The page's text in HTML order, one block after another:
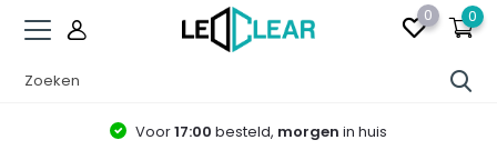
0 0
Voor17:00 besteld, morgen in huis